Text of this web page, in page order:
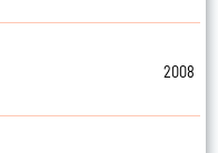
2008